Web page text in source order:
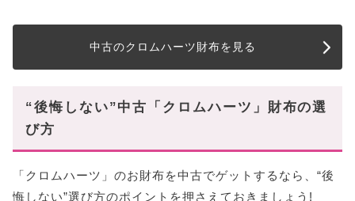
中古のクロムハーツ財布を見る
“後悔しない”中古「クロムハーツ」財布の選
び方
「クロムハーツ」のお財布を中古でゲットするなら、“後
悔しない”選び方のポイントを押さえておきましょう!